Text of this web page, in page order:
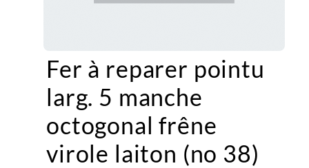
Fer à reparer pointu
larg. 5 manche
octogonal frêne
virole laiton (no 38)